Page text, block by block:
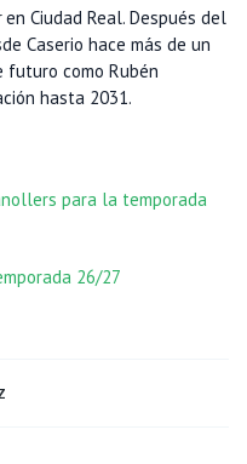
en Ciudad Real. Después del
Caserio hace más de un
futuro como Rubén
hasta 2031.
para la temporada
26/27